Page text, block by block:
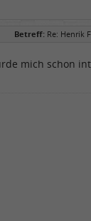
Betreff: Re: Henrik
mich schon